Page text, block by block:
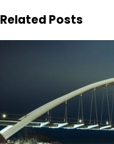
Related Posts